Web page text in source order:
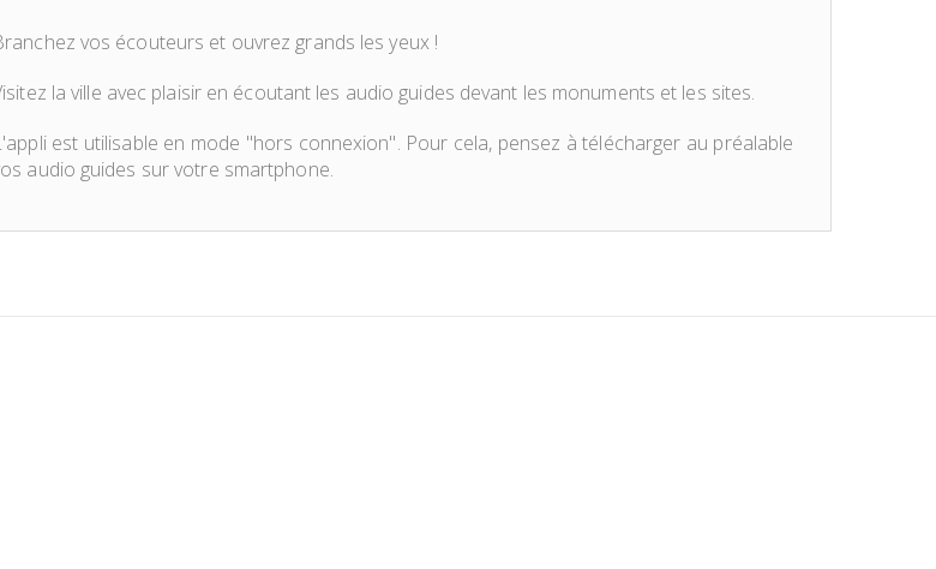
vos écouteurs et ouvrez grands les yeux !
la ville avec plaisir en écoutant les audio guides devant les monuments et les sites.
est utilisable en mode "hors connexion". Pour cela, pensez à télécharger au préalable
audio guides sur votre smartphone.